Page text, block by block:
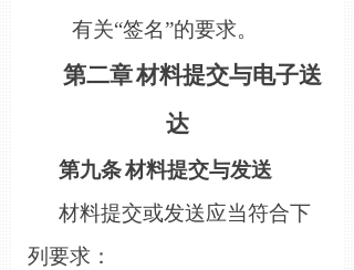
有关“签名”的要求。
第二章材料提交与电子送
达
第九条材料提交与发送
材料提交或发送应当符合下
列要求：